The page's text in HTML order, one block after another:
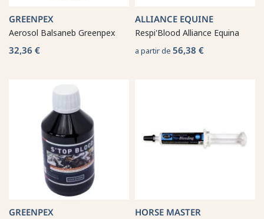
GREENPEX
Aerosol Balsaneb Greenpex
32,36 €
ALLIANCE EQUINE
Respi'Blood Alliance Equina
a partir de 56,38 €
GREENPEX HORSE MASTER